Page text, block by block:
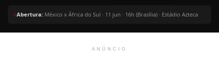
Abertura: México x África do Sul · 11 jun · 16h (Brasília) · Estádio Azteca
ANÚNCIO